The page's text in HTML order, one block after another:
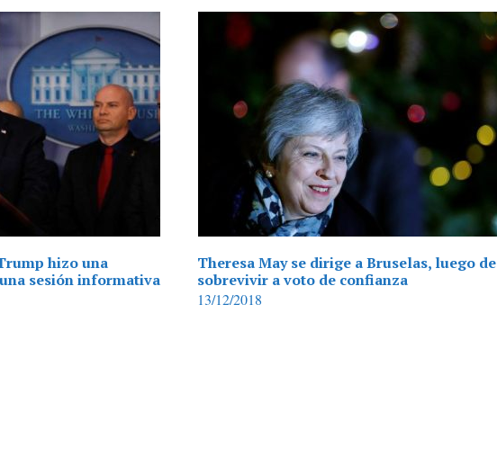
hizo una
sesión informativa
Theresa May se dirige a Bruselas, luego de
sobrevivir a voto de confianza
13/12/2018